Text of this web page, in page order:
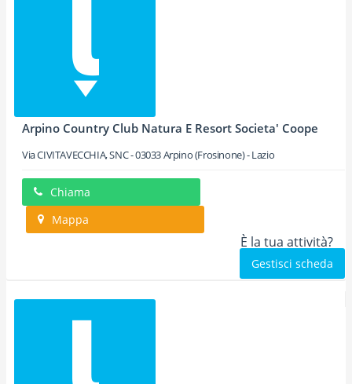
Arpino Country Club Natura E Resort Societa' Coope
Via CIVITAVECCHIA, SNC-03033Arpino(Frosinone) -Lazio
Chiama
Mappa
È la tua attività?
Gestisci scheda